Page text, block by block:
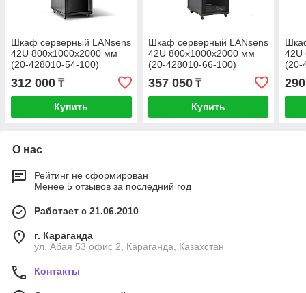
Шкаф серверный LANsens
42U 800x1000x2000 мм
(20-428010-54-100)
312 000 ₸
Купить
Шкаф серверный LANsens
42U 800x1000x2000 мм
(20-428010-66-100)
357 050₸
Купить
42U
(20-
О нас
Рейтинг не сформирован
Менее 5 отзывов за последний год
Работает с 21.06.2010
г. Караганда
ул. Абая 53 офис 2, Караганда, Казахстан
Контакты